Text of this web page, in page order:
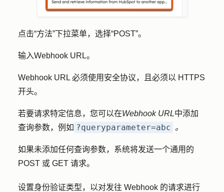
点击“方法”下拉菜单，选择“POST”。
输入Webhook URL。
Webhook URL 必须使用安全协议，且必须以 HTTPS
开头。
若要请求特定信息，您可以在Webhook URL中添加
查询参数，例如 ?queryparameter=abc 。
如果未添加任何查询参数，系统将发送一个通用的
POST 或 GET 请求。
设置身份验证类型，以对发往 Webhook 的请求进行